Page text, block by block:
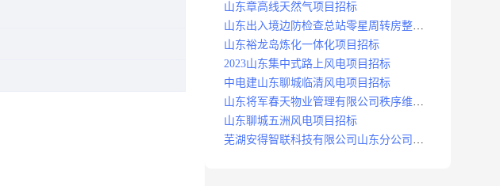
山东章高线天然气项目招标
山东出入境边防检查总站零星周转房整修
项目招标中标
山东裕龙岛炼化一体化项目招标
2023山东集中式路上风电项目招标
中电建山东聊城临清风电项目招标
山东将军春天物业管理有限公司秩序维护
服务项目招标公告
山东聊城五洲风电项目招标
芜湖安得智联科技有限公司山东分公司济